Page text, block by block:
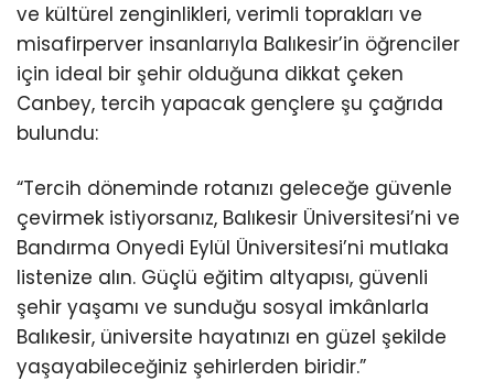
ve kültürel zenginlikleri, verimli toprakları ve
misafirperver insanlarıyla Balıkesir’in öğrenciler
için ideal bir şehir olduğuna dikkat çeken
Canbey, tercih yapacak gençlere şu çağrıda
bulundu:
“Tercih döneminde rotanızı geleceğe güvenle
çevirmek istiyorsanız, Balıkesir Üniversitesi’ni ve
Bandırma Onyedi Eylül Üniversitesi’ni mutlaka
listenize alın. Güçlü eğitim altyapısı, güvenli
şehir yaşamı ve sunduğu sosyal imkânlarla
Balıkesir, üniversite hayatınızı en güzel şekilde
yaşayabileceğiniz şehirlerden biridir.”